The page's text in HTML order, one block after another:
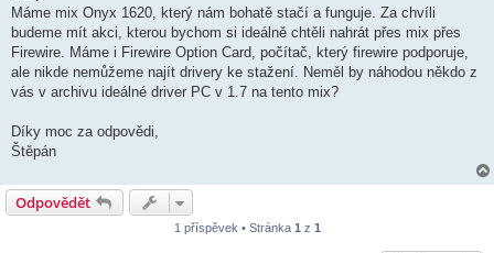
p
ě
e
k
Máme mix Onyx 1620, který nám bohatě stačí a funguje. Za chvíli
budeme mít akci, kterou bychom si ideálně chtěli nahrát přes mix přes
Firewire. Máme i Firewire Option Card, počítač, který firewire podporuje,
ale nikde nemůžeme najít drivery ke stažení. Neměl by náhodou někdo z
vás v archivu ideálné driver PC v 1.7 na tento mix?
Díky moc za odpovědi,
Štěpán
Odpovědět
1 příspěvek • Stránka 1 z 1